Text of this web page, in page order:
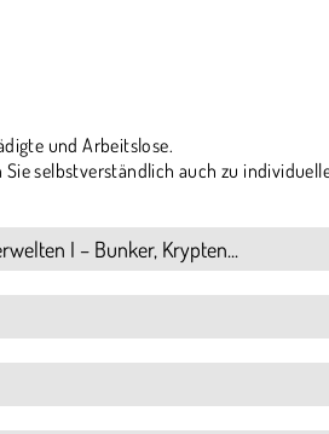
und Arbeitslose.
selbstverständlich auch zu